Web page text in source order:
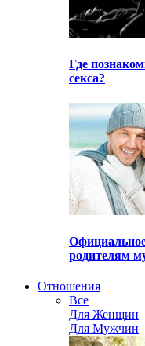
Где
секса?
родителям
Отношения
Все
Для Женщин
Для Мужчин